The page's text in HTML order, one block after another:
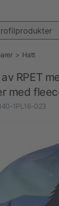
Hatt
RPET
med
1PL16-023